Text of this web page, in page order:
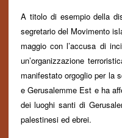
A titolo di esempio della
segretariodel Movimento
maggio con l’accusa di
un’organizzazione
manifestato orgoglio per la
e Gerusalemme Est e ha
dei luoghi santi di
palestinesi ed ebrei.